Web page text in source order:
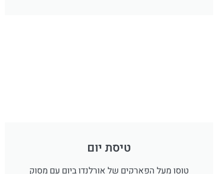
טיסת יום
טוסו מעל הפארקים של אורלנדו ביום עם מסוק